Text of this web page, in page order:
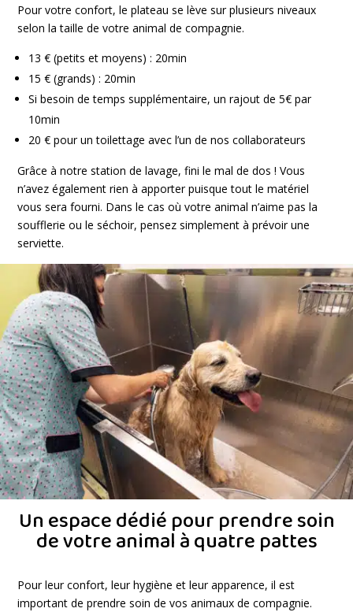
Pour votre confort, le plateau se lève sur plusieurs niveaux
selon la taille de votre animal de compagnie.
13 € (petits et moyens) : 20min
15 € (grands) : 20min
Si besoin de temps supplémentaire, un rajout de 5€ par
10min
20 € pour un toilettage avec l’un de nos collaborateurs
Grâce à notre station de lavage, fini le mal de dos ! Vous
n’avez également rien à apporter puisque tout le matériel
vous sera fourni. Dans le cas où votre animal n’aime pas la
soufflerie ou le séchoir, pensez simplement à prévoir une
serviette.
Un espace dédié pour prendre soin
de votre animal à quatre pattes
Pour leur confort, leur hygiène et leur apparence, il est
important de prendre soin de vos animaux de compagnie.